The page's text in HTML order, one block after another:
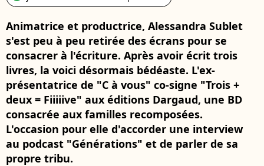
Animatrice et productrice, Alessandra Sublet
s'est peu à peu retirée des écrans pour se
consacrer à l'écriture. Après avoir écrit trois
livres, la voici désormais bédéaste. L'ex-
présentatrice de "C à vous" co-signe "Trois +
deux = Fiiiiive" aux éditions Dargaud, une BD
consacrée aux familles recomposées.
L'occasion pour elle d'accorder une interview
au podcast "Générations" et de parler de sa
propre tribu.